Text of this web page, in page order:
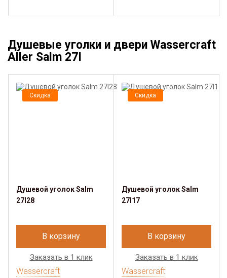
Душевые уголки и двери Wassercraft
Aller Salm 27I
Скидка
Душевой уголок Salm
27I28
В корзину
Заказать в 1 клик
Wassercraft
Скидка
Душевой уголок Salm
27I17
В корзину
Заказать в 1 клик
Wassercraft